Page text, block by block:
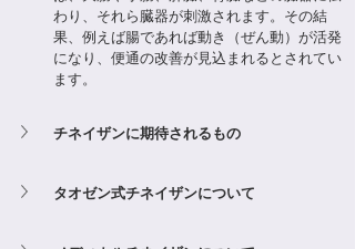
わり、それら臓器が刺激されます。その結
果、例えば腸であれば動き（ぜん動）が活発
になり、便通の改善が見込まれるとされてい
ます。
チネイザンに期待されるもの
タオゼン式チネイザンについて